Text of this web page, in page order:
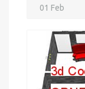
01 Feb